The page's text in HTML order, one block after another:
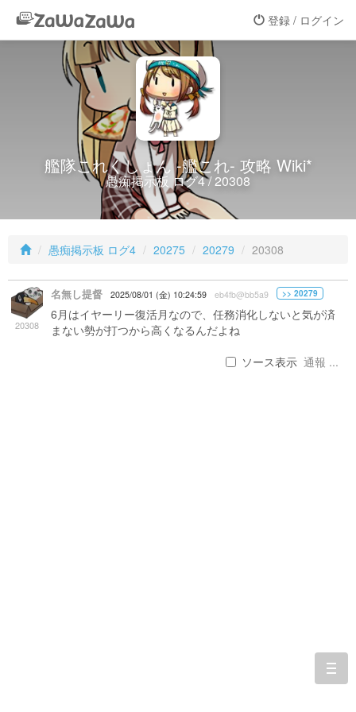
登録 / ログイン
艦隊これくしょん -艦これ- 攻略 Wiki*
愚痴掲示板 ログ4 / 20308
愚痴掲示板 ログ4 20275 20279 20308
20308
名無し提督 2025/08/01 (金) 10:24:59 eb4fb@bb5a9 >> 20279
6月はイヤーリー復活月なので、任務消化しないと気が済
まない勢が打つから高くなるんだよね
ソース表示 通報 ...